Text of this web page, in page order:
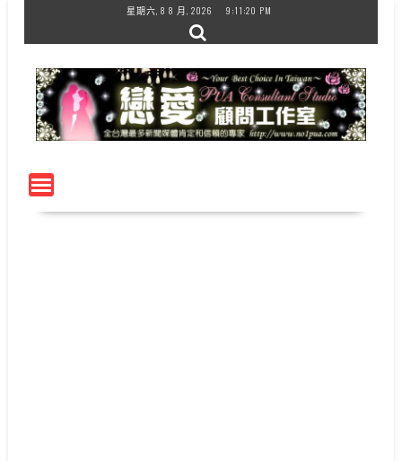
content
星期六, 8 8 月, 2026 9:11:21 PM